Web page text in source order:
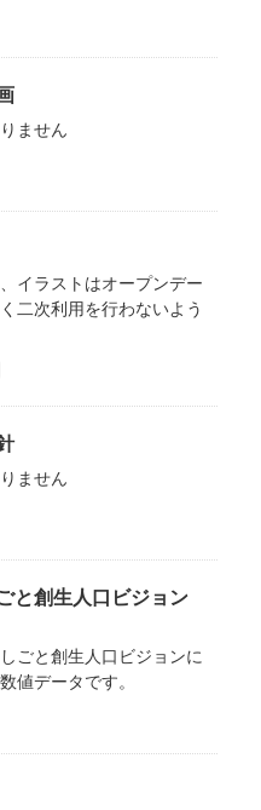
ません
イラストはオープンデー
二次利用を行わないよう
ません
と創生人口ビジョン
ごと創生人口ビジョンに
値データです。